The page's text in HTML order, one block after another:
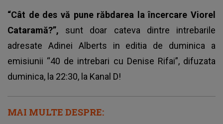
“Cât de des vă pune răbdarea la încercare Viorel
Cataramă?”, sunt doar cateva dintre intrebarile
adresate Adinei Alberts in editia de duminica a
emisiunii “40 de intrebari cu Denise Rifai”, difuzata
duminica, la 22:30, la Kanal D!
MAI MULTE DESPRE: